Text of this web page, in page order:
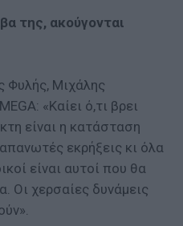
της, ακούγονται
Φυλής, Μιχάλης
«Καίει ό,τι βρει
είναι η κατάσταση
εκρήξεις κι όλα
είναι αυτοί που θα
Οι χερσαίες δυνάμεις